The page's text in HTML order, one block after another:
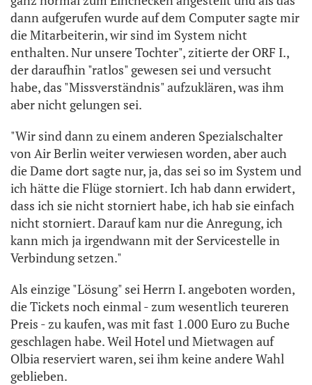
dann aufgerufen wurde auf dem Computer sagte mir
die Mitarbeiterin, wir sind im System nicht
enthalten. Nur unsere Tochter", zitierte der ORF I.,
der daraufhin "ratlos" gewesen sei und versucht
habe, das "Missverständnis" aufzuklären, was ihm
aber nicht gelungen sei.
"Wir sind dann zu einem anderen Spezialschalter
von Air Berlin weiter verwiesen worden, aber auch
die Dame dort sagte nur, ja, das sei so im System und
ich hätte die Flüge storniert. Ich hab dann erwidert,
dass ich sie nicht storniert habe, ich hab sie einfach
nicht storniert. Darauf kam nur die Anregung, ich
kann mich ja irgendwann mit der Servicestelle in
Verbindung setzen."
Als einzige "Lösung" sei Herrn I. angeboten worden,
die Tickets noch einmal - zum wesentlich teureren
Preis - zu kaufen, was mit fast 1.000 Euro zu Buche
geschlagen habe. Weil Hotel und Mietwagen auf
Olbia reserviert waren, sei ihm keine andere Wahl
geblieben.